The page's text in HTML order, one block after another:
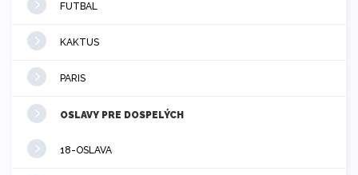
FUTBAL
KAKTUS
PARIS
OSLAVY PRE DOSPELÝCH
18-OSLAVA